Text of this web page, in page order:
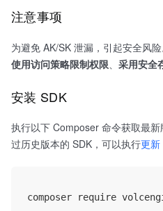
注意事项
为避免 AK/SK 泄漏，引起安全风
使用访问策略限制权限
采用安全
安装 SDK
执行以下 Composer 命令获取最
过历史版本的 SDK，可以执行更新